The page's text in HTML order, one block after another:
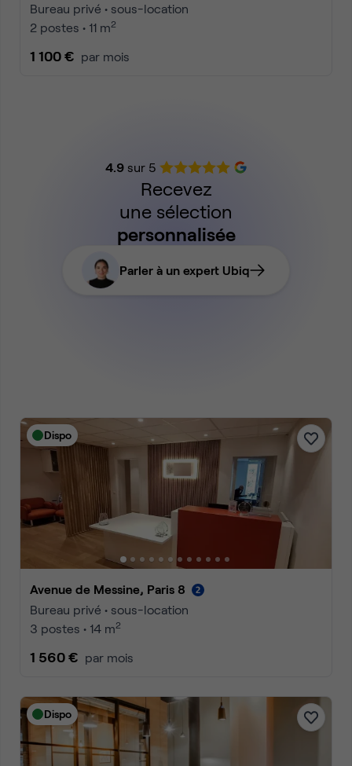
Bureau privé • sous-location
2 postes • 11 m2
1 100 € par mois
4.9sur 5
Recevez
une sélection
personnalisée
Parler à un expert Ubiq
Dispo
Avenue de Messine, Paris 8
Bureau privé • sous-location
3 postes • 14 m2
1 560 € par mois
Dispo